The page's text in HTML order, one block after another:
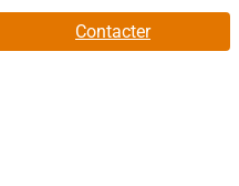
bureau de poste. Autoroutes
km. Angers à 21 km,
à 0 m, Querré à 0 m,
Contacter